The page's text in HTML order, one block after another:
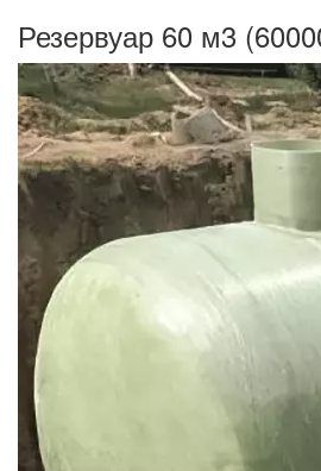
Резервуар 60 м3